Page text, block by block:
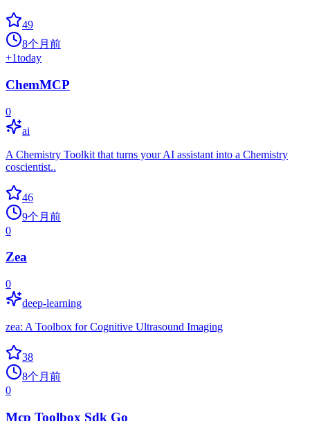
49
8个月前
+1today
ChemMCP
0
ai
A Chemistry Toolkit that turns your AI assistant into a Chemistry
coscientist..
46
9个月前
0
Zea
0
deep-learning
zea: A Toolbox for Cognitive Ultrasound Imaging
38
8个月前
0
Mcp Toolbox Sdk Go